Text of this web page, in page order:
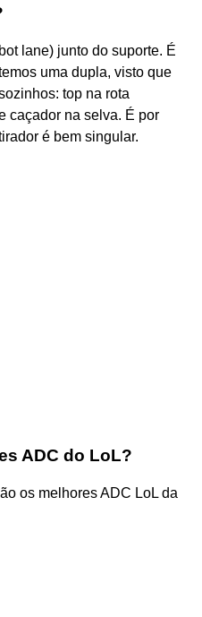
lane) junto do suporte. É
uma dupla, visto que
top na rota
caçador na selva. É por
é bem singular.
ADC do LoL?
os melhores ADC LoL da